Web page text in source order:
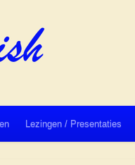
Lezingen / Presentaties